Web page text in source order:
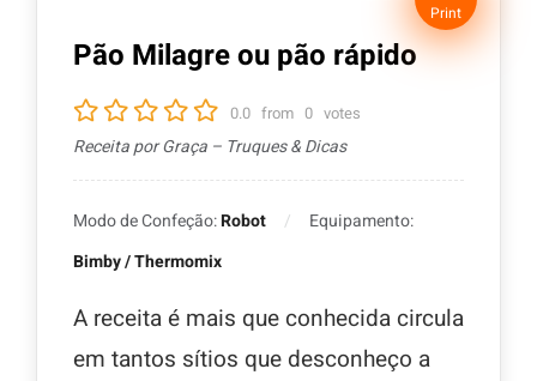
Print
Pão Milagre ou pão rápido
0.0 from 0 votes
Receita por Graça – Truques & Dicas
Modo de Confeção:Robot
Equipamento:
Bimby / Thermomix
A receita é mais que conhecida circula
em tantos sítios que desconheço a